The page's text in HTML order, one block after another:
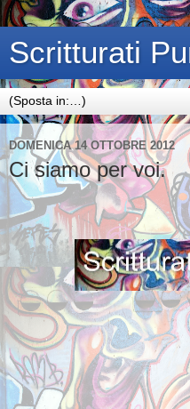
Scritturati
DOMENICA 14 OTTOBRE 2012
Ci siamo per voi.